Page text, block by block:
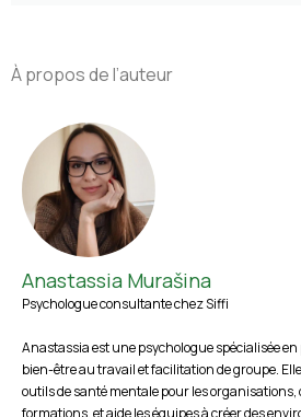
À propos de l’auteur
Anastassia Murašina
Psychologue consultante chez Siffi
Anastassia est une psychologue spécialisée
bien-être au travail et facilitation de groupe.
outils de santé mentale pour les organisations,
formations, et aide les équipes à créer des